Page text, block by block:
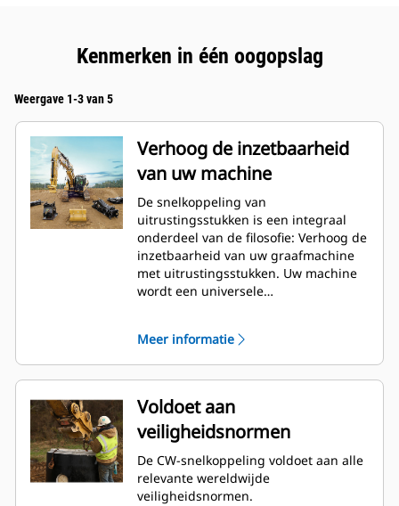
Kenmerken in één oogopslag
Weergave 1-3 van 5
Verhoog de inzetbaarheid
van uw machine
De snelkoppeling van
uitrustingsstukken is een integraal
onderdeel van de filosofie: Verhoog de
inzetbaarheid van uw graafmachine
met uitrustingsstukken. Uw machine
wordt een universele
geworden. Er zijn er de afgelopen 40
jaar meer dan 50.000 stuks van
verkocht. Deze snelkoppeling is
uitwisselbaar met verschillende
machineklassen en is ontworpen voor
gebruik met meer dan 700
verschillende machines van Cat en
andere merken.
Meer informatie
Voldoet aan
veiligheidsnormen
De CW-snelkoppeling voldoet aan alle
relevante wereldwijde
veiligheidsnormen.